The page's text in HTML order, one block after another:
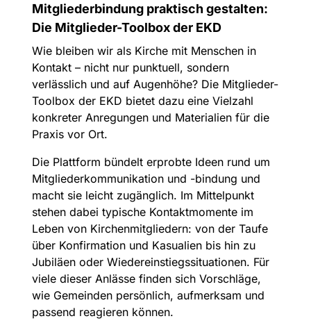
Mitgliederbindung praktisch gestalten:
Die Mitglieder-Toolbox der EKD
Wie bleiben wir als Kirche mit Menschen in
Kontakt – nicht nur punktuell, sondern
verlässlich und auf Augenhöhe? Die Mitglieder-
Toolbox der EKD bietet dazu eine Vielzahl
konkreter Anregungen und Materialien für die
Praxis vor Ort.
Die Plattform bündelt erprobte Ideen rund um
Mitgliederkommunikation und -bindung und
macht sie leicht zugänglich. Im Mittelpunkt
stehen dabei typische Kontaktmomente im
Leben von Kirchenmitgliedern: von der Taufe
über Konfirmation und Kasualien bis hin zu
Jubiläen oder Wiedereinstiegssituationen. Für
viele dieser Anlässe finden sich Vorschläge,
wie Gemeinden persönlich, aufmerksam und
passend reagieren können.